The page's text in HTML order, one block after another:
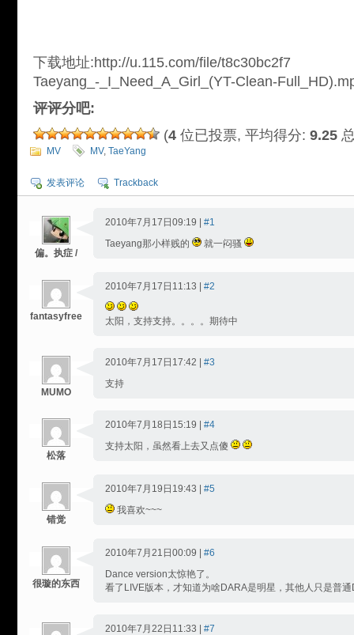
下载地址:http://u.115.com/file/t8c30bc2f7
Taeyang_-_I_Need_A_Girl_(YT-Clean-
评评分吧:
(4 位已投票, 平均得分: 9.25
MV MV, TaeYang
发表评论 Trackback
偏。执症 /
2010年7月17日09:19 | #1
Taeyang那小样贱的
就一闷骚
fantasyfree
2010年7月17日11:13 | #2
太阳，支持支持。。。。期待中
MUMO
2010年7月17日17:42 | #3
支持
松落
2010年7月18日15:19 | #4
支持太阳，虽然看上去又点傻
错觉
2010年7月19日19:43 | #5
我喜欢~~~
很璇的东西
2010年7月21日00:09 | #6
Dance version太惊艳了。
看了LIVE版本，才知道为啥DARA是明星，其他人只是普
2010年7月22日11:33 | #7